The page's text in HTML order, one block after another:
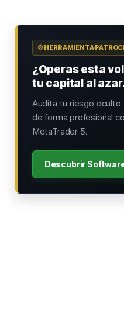
⚙️ HERRAMIENTA
¿Operas esta
tu capital al
Audita tu riesgo
de forma profesional
MetaTrader 5.
Descubrir